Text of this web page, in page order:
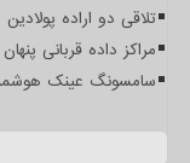
تلاقی دو اراده
مراکز داده قربانی
سامسونگ عینک